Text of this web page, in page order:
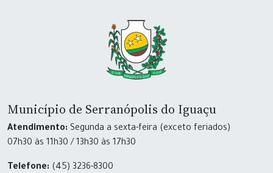
Município de Serranópolis do Iguaçu
Atendimento: Segunda a sexta-feira (exceto feriados)
07h30 às 11h30 / 13h30 às 17h30
Telefone: (45) 3236-8300